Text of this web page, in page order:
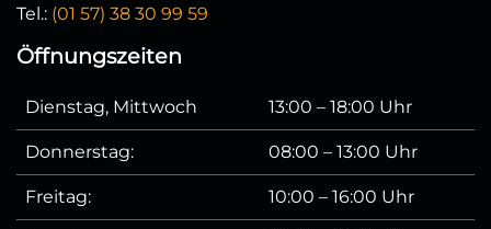
Tel.: (01 57) 38 30 99 59
Öffnungszeiten
Dienstag, Mittwoch 13:00 – 18:00 Uhr
Donnerstag: 08:00 – 13:00 Uhr
Freitag: 10:00 – 16:00 Uhr